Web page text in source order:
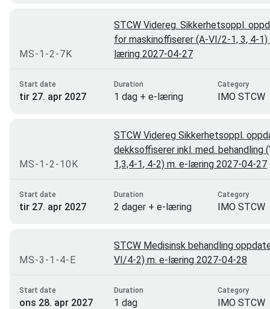
3
E-læring/ombord trening
3
Stjørdal
2
MS-1-2-7K
Start date
tir 27. apr 2027
STCW Videreg. Sikkerhetsoppl.
for maskinoffiserer (A-VI/2-1, 3, 4-1)
læring 2027-04-27
Duration
1 dag + e-læring
Category
IMO STCW
MS-1-2-10K
Start date
tir 27. apr 2027
STCW Videreg Sikkerhetsoppl.
dekksoffiserer inkl. med. behandling
1,3,4-1, 4-2) m. e-læring 2027-04-27
Duration
2 dager + e-læring
Category
IMO STCW
MS-3-1-4-E
Start date
ons 28. apr 2027
STCW Medisinsk behandling
VI/4-2) m. e-læring 2027-04-28
Duration
1 dag
Category
IMO STCW